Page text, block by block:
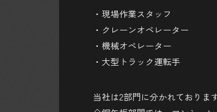
・ 現場作業スタッフ
・クレーンオペレーター
・機械オペレーター
・大型トラック運転手
当社は2部門に分かれておりま